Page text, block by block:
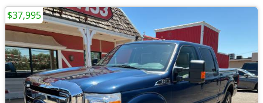
$37,995